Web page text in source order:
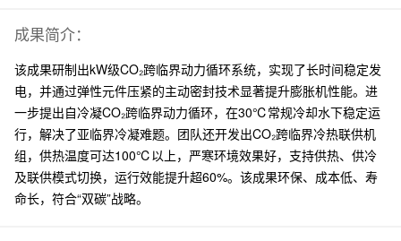
成果简介：
该成果研制出kW级CO₂跨临界动力循环系统，实现了长时间稳定发
电，并通过弹性元件压紧的主动密封技术显著提升膨胀机性能。进
一步提出自冷凝CO₂跨临界动力循环，在30℃常规冷却水下稳定运
行，解决了亚临界冷凝难题。团队还开发出CO₂跨临界冷热联供机
组，供热温度可达100℃以上，严寒环境效果好，支持供热、供冷
及联供模式切换，运行效能提升超60%。该成果环保、成本低、寿
命长，符合“双碳”战略。